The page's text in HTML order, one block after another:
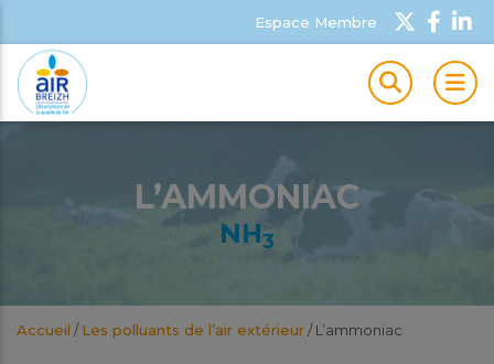
Espace Membre
L’AMMONIAC
NH3
Accueil /Les polluants de l’air extérieur/L’ammoniac